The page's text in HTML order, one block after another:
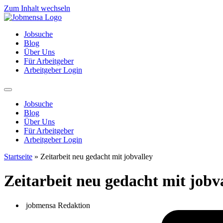
Zum Inhalt wechseln
Jobsuche
Blog
Über Uns
Für Arbeitgeber
Arbeitgeber Login
Jobsuche
Blog
Über Uns
Für Arbeitgeber
Arbeitgeber Login
Startseite » Zeitarbeit neu gedacht mit jobvalley
Zeitarbeit neu gedacht mit
jobmensa Redaktion